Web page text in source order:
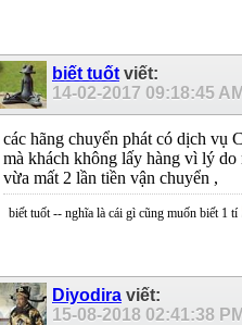
biết tuốt viết:
14-02-2017 09:18:45 AM
các hãng chuyển phát có dịch vụ
mà khách không lấy hàng vì lý
vừa mất 2 lần tiền vận chuyển ,
biết tuốt -- nghĩa là cái gì cũng muốn biết 1 tí
Diyodira viết:
15-08-2018 02:41:38 PM